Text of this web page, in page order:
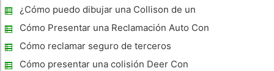
coche Totalizó
¿Cómo puedo dibujar una Collison de un
Informe de Seguros de Accidente de Auto?
Cómo Presentar una Reclamación Auto Con
Seguro Universal
Cómo reclamar seguro de terceros
Cómo presentar una colisión Deer Con